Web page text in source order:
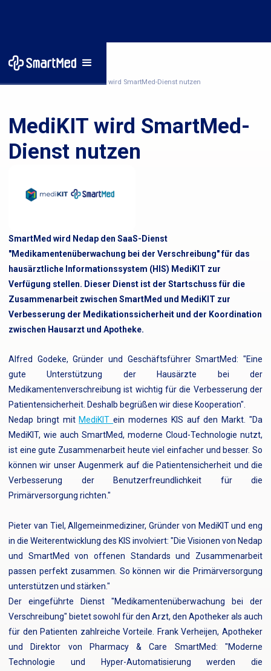
Startseite/Nachrichten/MediKIT wird SmartMed-Dienst nutzen
MediKIT wird SmartMed-
Dienst nutzen
SmartMed wird Nedap den SaaS-Dienst
"Medikamentenüberwachung bei der Verschreibung" für das
hausärztliche Informationssystem (HIS) MediKIT zur
Verfügung stellen. Dieser Dienst ist der Startschuss für die
Zusammenarbeit zwischen SmartMed und MediKIT zur
Verbesserung der Medikationssicherheit und der Koordination
zwischen Hausarzt und Apotheke.
Alfred Godeke, Gründer und Geschäftsführer SmartMed: "Eine
gute Unterstützung der Hausärzte bei der
Medikamentenverschreibung ist wichtig für die Verbesserung der
Patientensicherheit. Deshalb begrüßen wir diese Kooperation".
Nedap bringt mitMediKITein modernes KIS auf den Markt. "Da
MediKIT, wie auch SmartMed, moderne Cloud-Technologie nutzt,
ist eine gute Zusammenarbeit heute viel einfacher und besser. So
können wir unser Augenmerk auf die Patientensicherheit und die
Verbesserung der Benutzerfreundlichkeit für die
Primärversorgung richten."
Pieter van Tiel, Allgemeinmediziner, Gründer von MediKIT und eng
in die Weiterentwicklung des KIS involviert: "Die Visionen von Nedap
und SmartMed von offenen Standards und Zusammenarbeit
passen perfekt zusammen. So können wir die Primärversorgung
unterstützen und stärken."
Der eingeführte Dienst "Medikamentenüberwachung bei der
Verschreibung" bietet sowohl für den Arzt, den Apotheker als auch
für den Patienten zahlreiche Vorteile. Frank Verheijen, Apotheker
und Direktor von Pharmacy & Care SmartMed: "Moderne
Technologie und Hyper-Automatisierung werden die